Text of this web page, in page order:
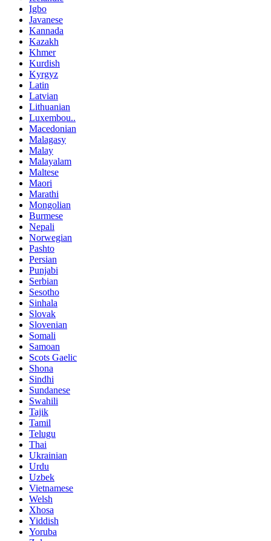
Igbo
Javanese
Kannada
Kazakh
Khmer
Kurdish
Kyrgyz
Latin
Latvian
Lithuanian
Luxembou..
Macedonian
Malagasy
Malay
Malayalam
Maltese
Maori
Marathi
Mongolian
Burmese
Nepali
Norwegian
Pashto
Persian
Punjabi
Serbian
Sesotho
Sinhala
Slovak
Slovenian
Somali
Samoan
Scots Gaelic
Shona
Sindhi
Sundanese
Swahili
Tajik
Tamil
Telugu
Thai
Ukrainian
Urdu
Uzbek
Vietnamese
Welsh
Xhosa
Yiddish
Yoruba